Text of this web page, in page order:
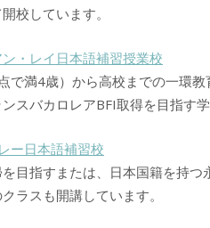
開校しています。
・レイ日本語補習授業校
で満4歳） から高校までの一環教
スバカロレアBFI取得を目指す学
ー日本語補習校
目指すまたは、日本国籍を持
ラスも開講しています。